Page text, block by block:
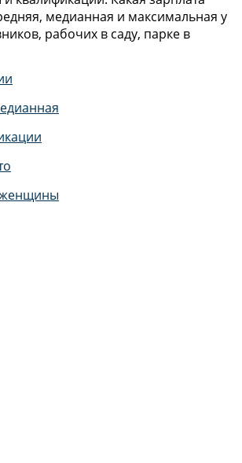
медианная и максимальная у
рабочих в саду, парке в